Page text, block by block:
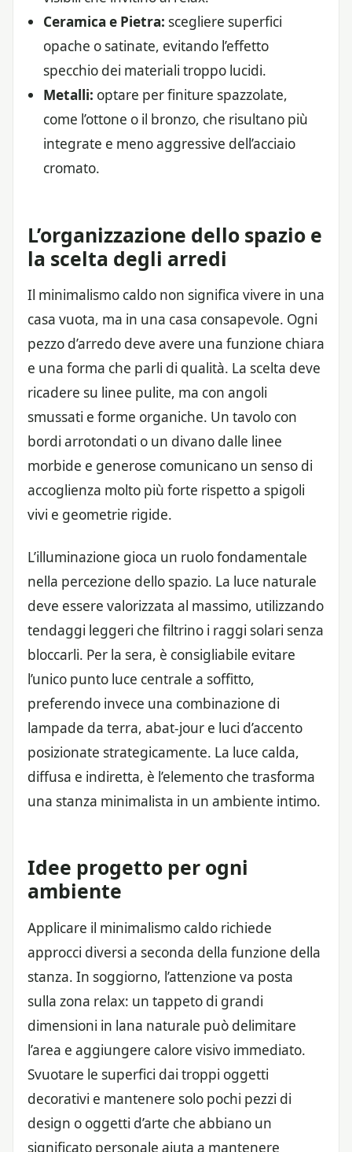
Ceramica e Pietra: scegliere superfici
opache o satinate, evitando l’effetto
specchio dei materiali troppo lucidi.
Metalli: optare per finiture spazzolate,
come l’ottone o il bronzo, che risultano più
integrate e meno aggressive dell’acciaio
cromato.
L’organizzazione dello spazio e
la scelta degli arredi
Il minimalismo caldo non significa vivere in una
casa vuota, ma in una casa consapevole. Ogni
pezzo d’arredo deve avere una funzione chiara
e una forma che parli di qualità. La scelta deve
ricadere su linee pulite, ma con angoli
smussati e forme organiche. Un tavolo con
bordi arrotondati o un divano dalle linee
morbide e generose comunicano un senso di
accoglienza molto più forte rispetto a spigoli
vivi e geometrie rigide.
L’illuminazione gioca un ruolo fondamentale
nella percezione dello spazio. La luce naturale
deve essere valorizzata al massimo, utilizzando
tendaggi leggeri che filtrino i raggi solari senza
bloccarli. Per la sera, è consigliabile evitare
l’unico punto luce centrale a soffitto,
preferendo invece una combinazione di
lampade da terra, abat-jour e luci d’accento
posizionate strategicamente. La luce calda,
diffusa e indiretta, è l’elemento che trasforma
una stanza minimalista in un ambiente intimo.
Idee progetto per ogni
ambiente
Applicare il minimalismo caldo richiede
approcci diversi a seconda della funzione della
stanza. In soggiorno, l’attenzione va posta
sulla zona relax: un tappeto di grandi
dimensioni in lana naturale può delimitare
l’area e aggiungere calore visivo immediato.
Svuotare le superfici dai troppi oggetti
decorativi e mantenere solo pochi pezzi di
design o oggetti d’arte che abbiano un
significato personale aiuta a mantenere